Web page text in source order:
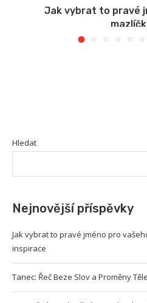
Jak vybrat to pravé
Hledat
Nejnovější příspěvky
Jak vybrat to pravé jméno pro
inspirace
Tanec: Řeč Beze Slov a Proměny